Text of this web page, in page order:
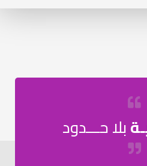
بلا حـــدود